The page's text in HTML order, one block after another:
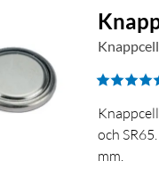
och
mm.